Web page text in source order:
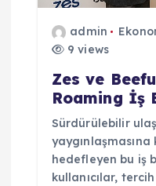
admin
9 views
Zes ve
Roaming İş
Sürdürülebilir
yaygınlaşmasına
hedefleyen bu iş
kullanıcılar,